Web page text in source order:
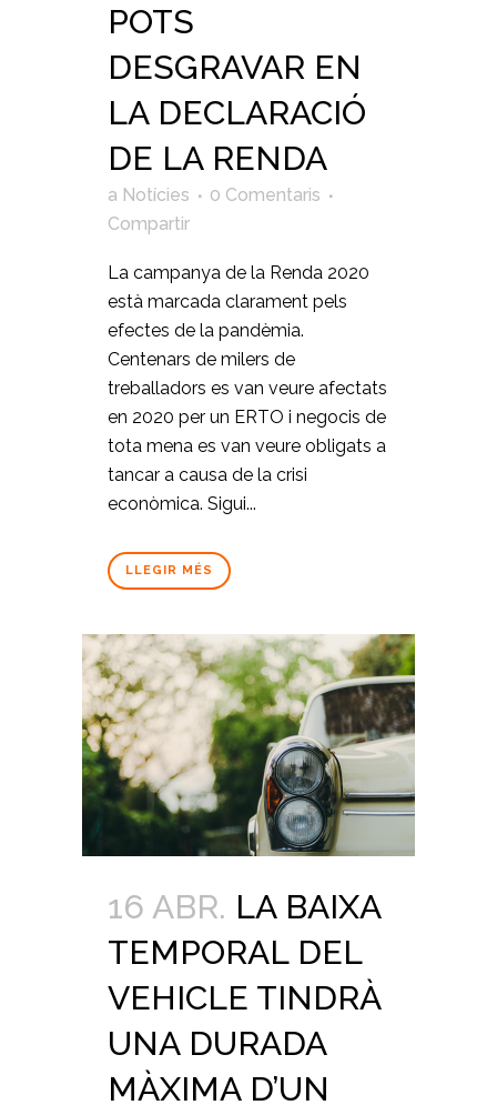
POTS
DESGRAVAR EN
LA DECLARACIÓ
DE LA RENDA
a Notícies
0 Comentaris
Compartir
La campanya de la Renda 2020
està marcada clarament pels
efectes de la pandèmia.
Centenars de milers de
treballadors es van veure afectats
en 2020 per un ERTO i negocis de
tota mena es van veure obligats a
tancar a causa de la crisi
econòmica. Sigui...
LLEGIR MÉS
16 ABR. LA BAIXA
TEMPORAL DEL
VEHICLE TINDRÀ
UNA DURADA
MÀXIMA D’UN